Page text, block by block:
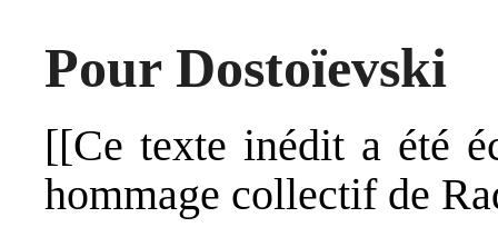
Pour Dostoïevski
[[Ce texte inédit a été
hommage collectif de